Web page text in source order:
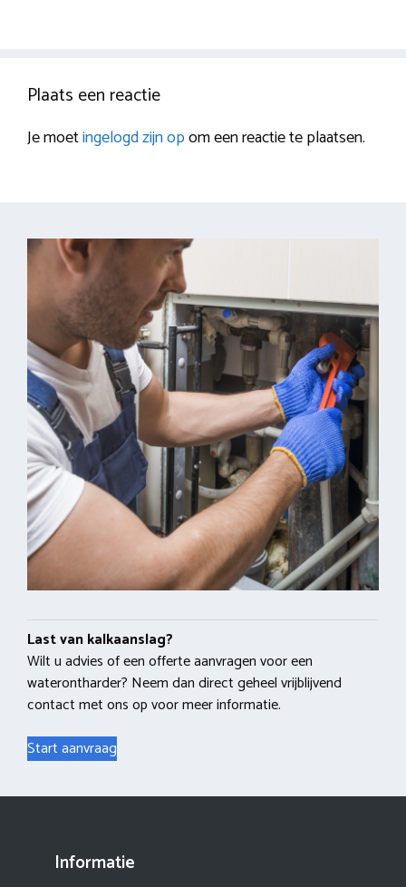
Plaats een reactie
Je moetingelogd zijn opom een reactie te plaatsen.
Last van kalkaanslag?
Wilt u advies of een offerte aanvragen voor een
waterontharder? Neem dan direct geheel vrijblijvend
contact met ons op voor meer informatie.
Start aanvraag
Informatie